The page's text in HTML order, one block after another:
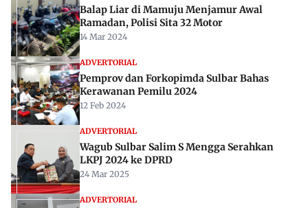
Balap Liar di Mamuju Menjamur Awal
Ramadan, Polisi Sita 32 Motor
14 Mar 2024
ADVERTORIAL
Pemprov dan Forkopimda Sulbar Bahas
Kerawanan Pemilu 2024
12 Feb 2024
ADVERTORIAL
Wagub Sulbar Salim S Mengga Serahkan
LKPJ 2024 ke DPRD
24 Mar 2025
ADVERTORIAL